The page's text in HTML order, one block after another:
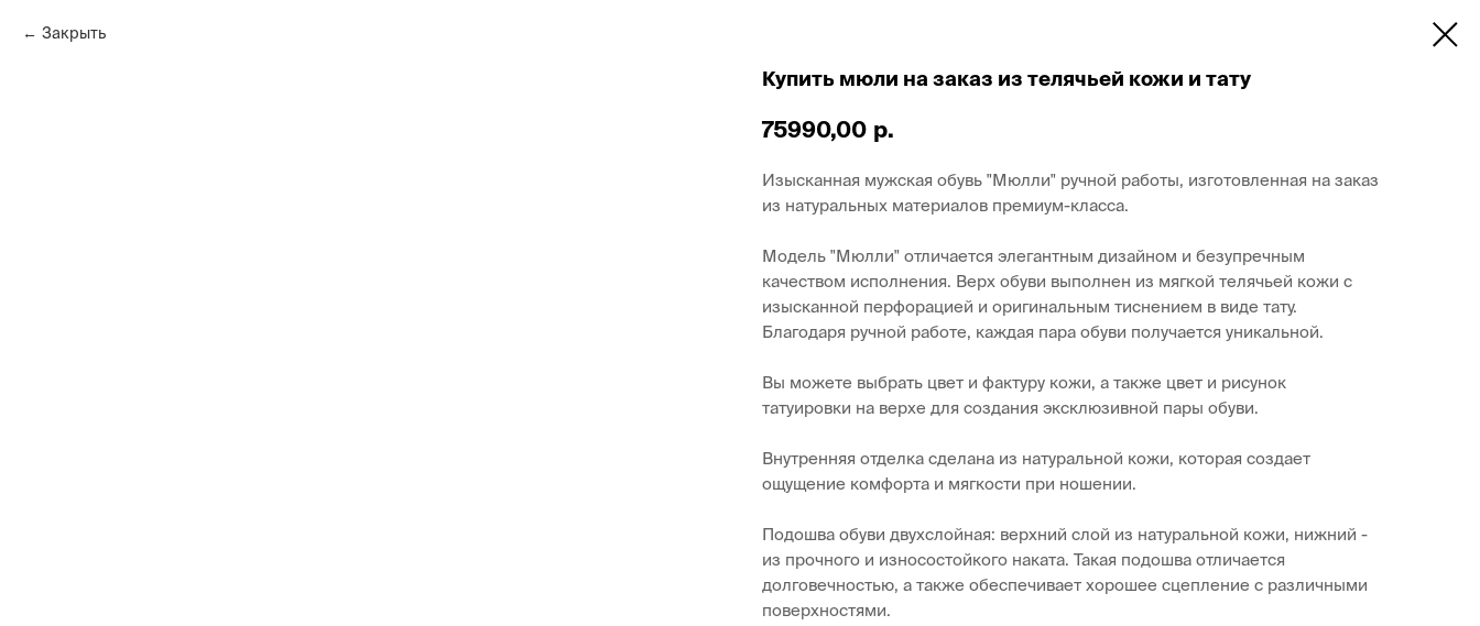
Закрыть
Купить мюли на заказ из телячьей кожи и тату
75990,00 р.
Изысканная мужская обувь "Мюлли" ручной работы, изготовленная на заказ
из натуральных материалов премиум-класса.
Модель "Мюлли" отличается элегантным дизайном и безупречным
качеством исполнения. Верх обуви выполнен из мягкой телячьей кожи с
изысканной перфорацией и оригинальным тиснением в виде тату.
Благодаря ручной работе, каждая пара обуви получается уникальной.
Вы можете выбрать цвет и фактуру кожи, а также цвет и рисунок
татуировки на верхе для создания эксклюзивной пары обуви.
Внутренняя отделка сделана из натуральной кожи, которая создает
ощущение комфорта и мягкости при ношении.
Подошва обуви двухслойная: верхний слой из натуральной кожи, нижний -
из прочного и износостойкого наката. Такая подошва отличается
долговечностью, а также обеспечивает хорошее сцепление с различными
поверхностями.